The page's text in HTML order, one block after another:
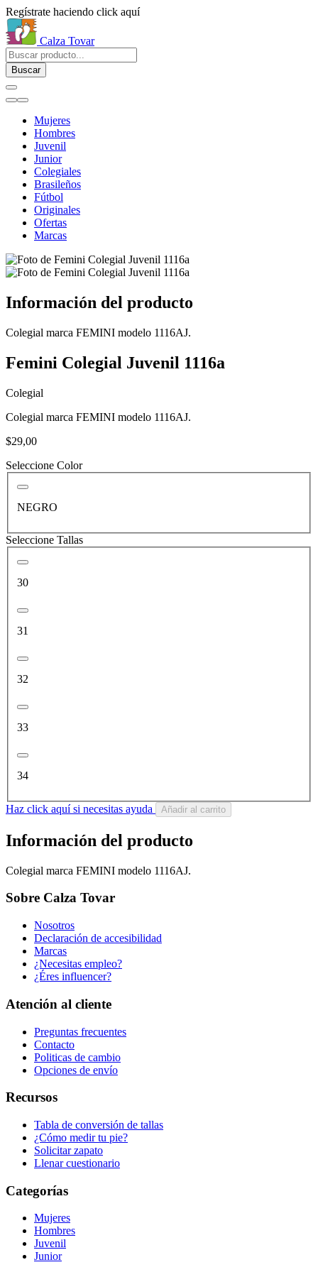
Regístrate haciendo click aquí
Calza Tovar
Buscar
Mujeres
Hombres
Juvenil
Junior
Colegiales
Brasileños
Fútbol
Originales
Ofertas
Marcas
Información del producto
Colegial marca FEMINI modelo 1116AJ.
Femini Colegial Juvenil 1116a
Colegial
Colegial marca FEMINI modelo 1116AJ.
$29,00
Seleccione Color
NEGRO
Seleccione Tallas
30
31
32
33
34
Haz click aquí si necesitas ayuda Añadir al carrito
Información del producto
Colegial marca FEMINI modelo 1116AJ.
Sobre Calza Tovar
Nosotros
Declaración de accesibilidad
Marcas
¿Necesitas empleo?
¿Éres influencer?
Atención al cliente
Preguntas frecuentes
Contacto
Politicas de cambio
Opciones de envío
Recursos
Tabla de conversión de tallas
¿Cómo medir tu pie?
Solicitar zapato
Llenar cuestionario
Categorías
Mujeres
Hombres
Juvenil
Junior